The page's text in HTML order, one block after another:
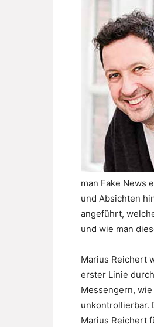
man Fake News
und Absichten
angeführt,
und wie man
Marius Reichert
erster Linie
Messengern,
unkontrollierbar.
Marius Reichert